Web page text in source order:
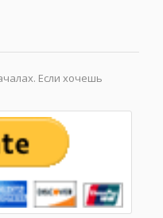
Если хочешь